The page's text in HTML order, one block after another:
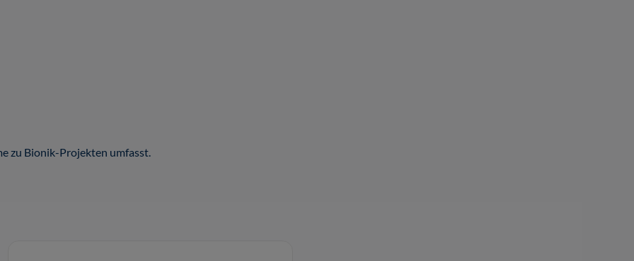
zu Bionik-Projekten umfasst.